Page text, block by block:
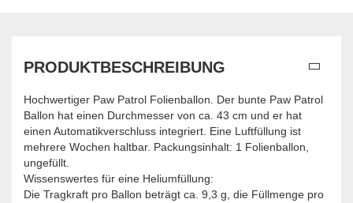
PRODUKTBESCHREIBUNG
Hochwertiger Paw Patrol Folienballon. Der bunte Paw Patrol
Ballon hat einen Durchmesser von ca. 43 cm und er hat
einen Automatikverschluss integriert. Eine Luftfüllung ist
mehrere Wochen haltbar. Packungsinhalt: 1 Folienballon,
ungefüllt.
Wissenswertes für eine Heliumfüllung:
Die Tragkraft pro Ballon beträgt ca. 9,3 g, die Füllmenge pro